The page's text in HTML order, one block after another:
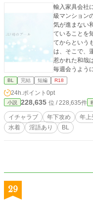
輸入家具会社
級マンション
気が進まない
ていることを
てからという
は、そこで、
惹かれた和哉
毎週会うよう
BL 完結 短編 R18
24h.ポイント 0pt
小説 228,635 位 / 228,635件
イチャラブ 年下攻め 年上
水着
淫語あり BL
29